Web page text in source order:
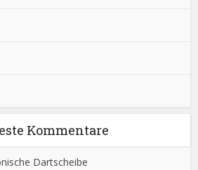
Kommentare
Dartscheibe